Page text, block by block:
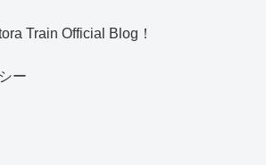
Train Official Blog！
ー